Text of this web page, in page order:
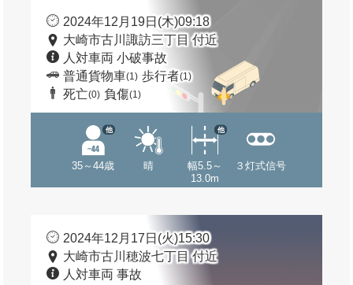
2024年12月19日(木)09:18
大崎市古川諏訪三丁目 付近
人対車両 小破事故
普通貨物車(1) 歩行者(1)
死亡(0) 負傷(1)
35～44歳
他
晴
幅5.5～
13.0m
他
３灯式信号
2024年12月17日(火)15:30
大崎市古川穂波七丁目 付近
人対車両 事故